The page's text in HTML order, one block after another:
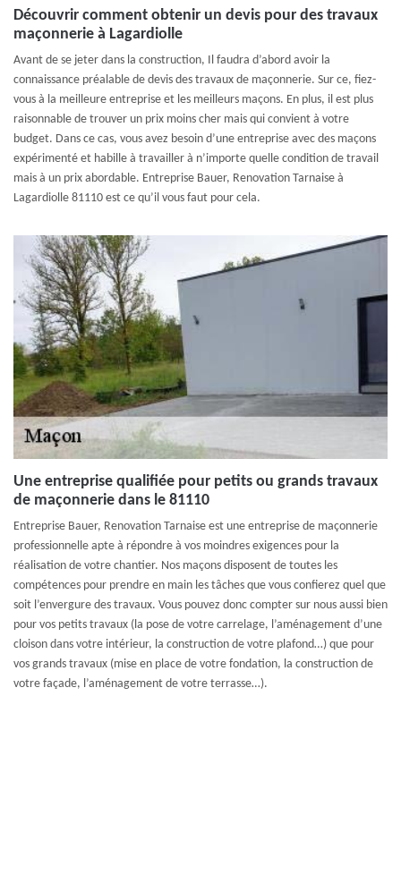
Découvrir comment obtenir un devis pour des travaux
maçonnerie à Lagardiolle
Avant de se jeter dans la construction, Il faudra d’abord avoir la
connaissance préalable de devis des travaux de maçonnerie. Sur ce, fiez-
vous à la meilleure entreprise et les meilleurs maçons. En plus, il est plus
raisonnable de trouver un prix moins cher mais qui convient à votre
budget. Dans ce cas, vous avez besoin d’une entreprise avec des maçons
expérimenté et habille à travailler à n’importe quelle condition de travail
mais à un prix abordable. Entreprise Bauer, Renovation Tarnaise à
Lagardiolle 81110 est ce qu’il vous faut pour cela.
Une entreprise qualifiée pour petits ou grands travaux
de maçonnerie dans le 81110
Entreprise Bauer, Renovation Tarnaise est une entreprise de maçonnerie
professionnelle apte à répondre à vos moindres exigences pour la
réalisation de votre chantier. Nos maçons disposent de toutes les
compétences pour prendre en main les tâches que vous confierez quel que
soit l’envergure des travaux. Vous pouvez donc compter sur nous aussi bien
pour vos petits travaux (la pose de votre carrelage, l’aménagement d’une
cloison dans votre intérieur, la construction de votre plafond…) que pour
vos grands travaux (mise en place de votre fondation, la construction de
votre façade, l’aménagement de votre terrasse…).